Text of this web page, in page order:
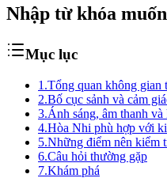
Nhập từ khóa
Mục lục
1.Tổng quan không gian
2.Bố cục sảnh và cảm
3.Ánh sáng, âm thanh
4.Hòa Nhi phù hợp với
5.Những điểm nên kiểm
6.Câu hỏi thường gặp
7.Khám phá